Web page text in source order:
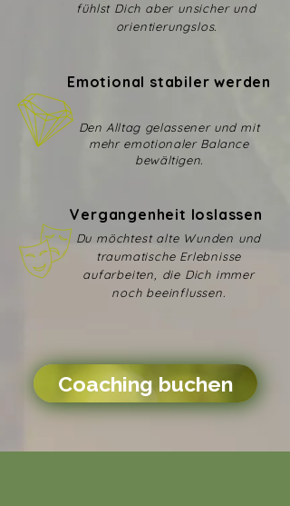
fühlst Dich aber unsicher und
orientierungslos.
Emotional stabiler werden
Den Alltag gelassener und mit
mehr emotionaler Balance
bewältigen.
Vergangenheit loslassen
Du möchtest alte Wunden und
traumatische Erlebnisse
aufarbeiten, die Dich immer
noch beeinflussen.
Coaching buchen